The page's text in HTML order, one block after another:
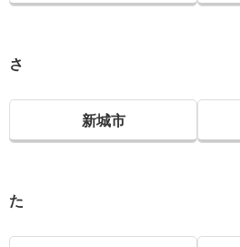
さ
新城市
た